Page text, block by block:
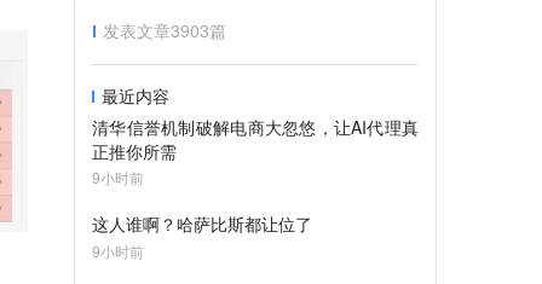
发表文章3903篇
最近内容
清华信誉机制破解电商大忽悠，让AI代理真
正推你所需
9小时前
这人谁啊？哈萨比斯都让位了
9小时前